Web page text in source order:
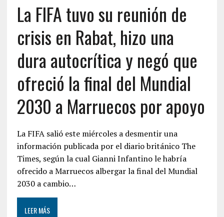
La FIFA tuvo su reunión de
crisis en Rabat, hizo una
dura autocrítica y negó que
ofreció la final del Mundial
2030 a Marruecos por apoyo
La FIFA salió este miércoles a desmentir una
información publicada por el diario británico The
Times, según la cual Gianni Infantino le habría
ofrecido a Marruecos albergar la final del Mundial
2030 a cambio…
LEER MÁS